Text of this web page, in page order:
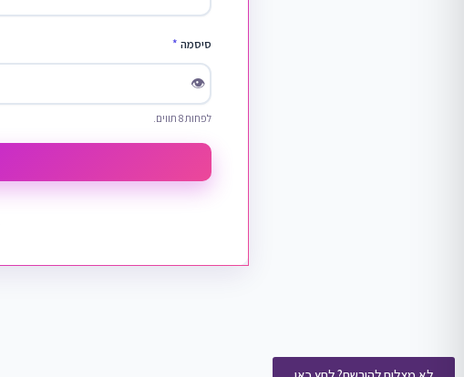
סיסמה *
👁
לפחות 8 תווים.